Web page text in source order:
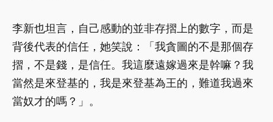
李新也坦言，自己感動的並非存摺上的數字，而是
背後代表的信任，她笑說：「我貪圖的不是那個存
摺，不是錢，是信任。我這麼遠嫁過來是幹嘛？我
當然是來登基的，我是來登基為王的，難道我過來
當奴才的嗎？」。